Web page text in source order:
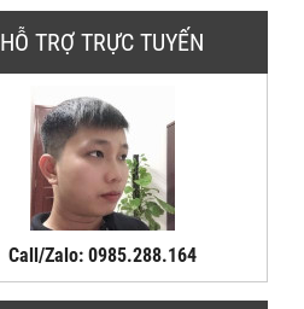
HỖ TRỢ TRỰC TUYẾN
Call/Zalo: 0985.288.164